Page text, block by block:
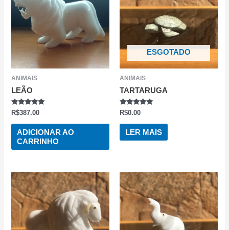
ANIMAIS
LEÃO
AVALIAÇÃO
0
DE
R$387.00
ADICIONAR AO
CARRINHO
ESGOTADO
ANIMAIS
TARTARUGA
AVALIAÇÃO
0
DE
R$0.00
LER MAIS